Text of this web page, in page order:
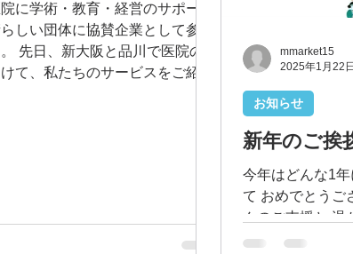
に学術・教育・経営のサポート
しい団体に協賛企業として参加
先日、新大阪と品川で医院の
て、私たちのサービスをご紹介
新年のご挨
今年はどんな1年
て おめでとうご
んのご支援と 温
申し上げます。
お知らせ
mmarket15
2025年1月22日